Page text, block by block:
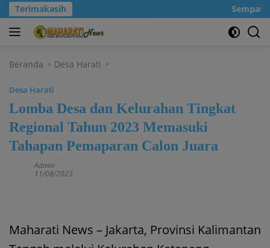
Langsung
ke
konten
Terimakasih
Beranda Desa Harati
Desa Harati
Lomba Desa dan Kelurahan Tingkat
Regional Tahun 2023 Memasuki
Tahapan Pemaparan Calon Juara
Admin
11/08/2023
Maharati News – Jakarta, Provinsi Kalimantan